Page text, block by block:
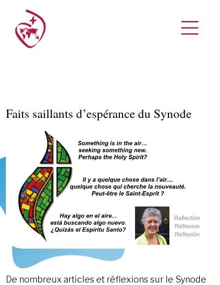
Faits saillants d’espérance du Synode
De nombreux articles et réflexions sur le Synode